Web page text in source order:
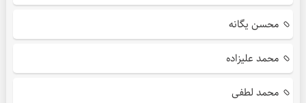
محسن یگانه
محمد علیزاده
محمد لطفی